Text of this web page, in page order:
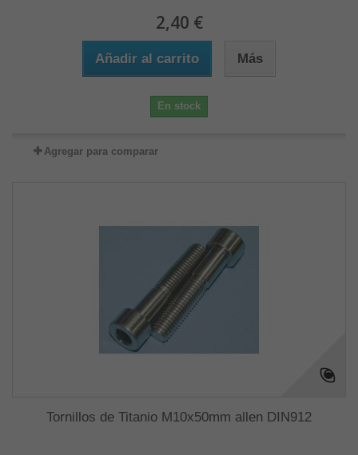
2,40 €
Añadir al carrito Más
En stock
Agregar para comparar
Tornillos de Titanio M10x50mm allen DIN912